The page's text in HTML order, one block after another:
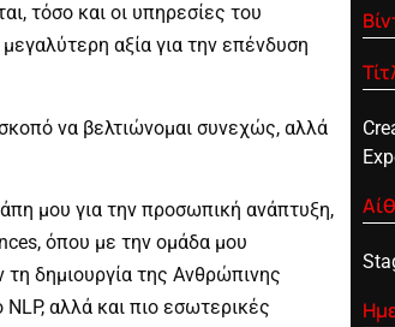
τόσο και οι υπηρεσίες του
αξία για την επένδυση
να βελτιώνομαι συνεχώς, αλλά
μου για την προσωπική ανάπτυξη,
όπου με την ομάδα μου
δημιουργία της Ανθρώπινης
αλλά και πιο εσωτερικές